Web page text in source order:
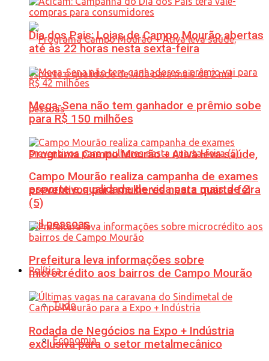
Programa Campo Mourão + Ativa leva saúde,
esporte e qualidade de vida para mais de 2
mil pessoas
Política
Tudo
Economia
Dia dos Pais: Lojas de Campo Mourão abertas
até às 22 horas nesta sexta-feira
Mega-Sena não tem ganhador e prêmio sobe
para R$ 150 milhões
Campo Mourão realiza campanha de exames
preventivos para mulheres nesta quarta-feira
(5)
Prefeitura leva informações sobre
microcrédito aos bairros de Campo Mourão
Rodada de Negócios na Expo + Indústria
exclusiva para o setor metalmecânico